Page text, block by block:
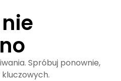
Spróbuj ponownie,
kluczowych.